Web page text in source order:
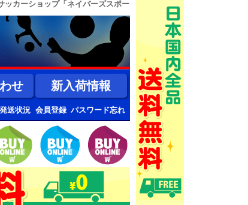
ッカーショップ「ネイバーズスポー
せ 新入荷情報
送状況 会員登録 パスワード忘れ